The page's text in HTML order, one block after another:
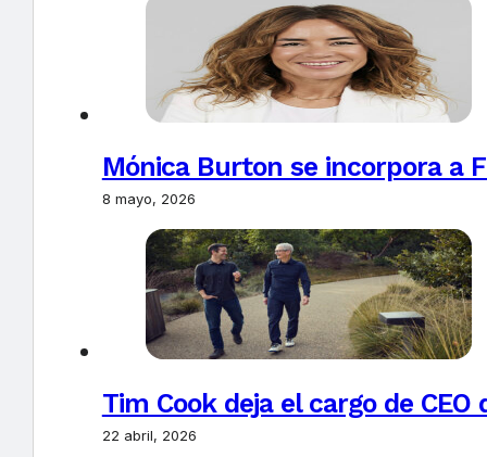
Mónica Burton se incorpora a
8 mayo, 2026
Tim Cook deja el cargo de
22 abril, 2026